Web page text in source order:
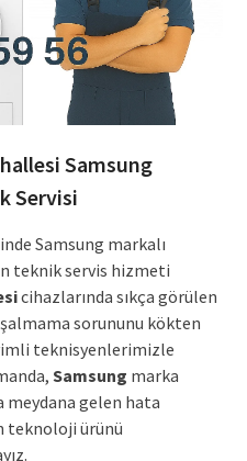
Samsung
Servisi
Samsung markalı
teknik servis hizmeti
cihazlarında sıkça görülen
sorununu kökten
teknisyenlerimizle
Samsung marka
meydana gelen hata
teknoloji ürünü